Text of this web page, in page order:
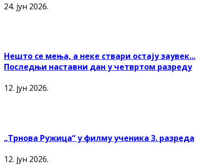
24. јун 2026.
Нешто се мења, а неке ствари остају заувек...
Последњи наставни дан у четвртом разреду
12. јун 2026.
„Трнова Ружица“ у филму ученика 3. разреда
12. јун 2026.